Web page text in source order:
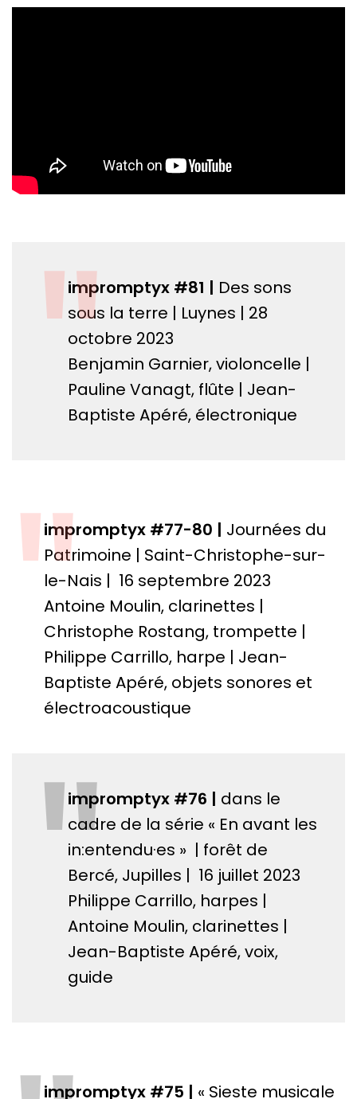
"
impromptyx #81 | Des sons
sous la terre | Luynes | 28
octobre 2023
Benjamin Garnier, violoncelle |
Pauline Vanagt, flûte | Jean-
Baptiste Apéré, électronique
"
impromptyx #77-80 | Journées du
Patrimoine | Saint-Christophe-sur-
le-Nais | 16 septembre 2023
Antoine Moulin, clarinettes |
Christophe Rostang, trompette |
Philippe Carrillo, harpe | Jean-
Baptiste Apéré, objets sonores et
électroacoustique
"
impromptyx #76 | dans le
cadre de la série « En avant les
in:entendu·es » | forêt de
Bercé, Jupilles | 16 juillet 2023
Philippe Carrillo, harpes |
Antoine Moulin, clarinettes |
Jean-Baptiste Apéré, voix,
guide
impromptyx #75 | « Sieste musicale